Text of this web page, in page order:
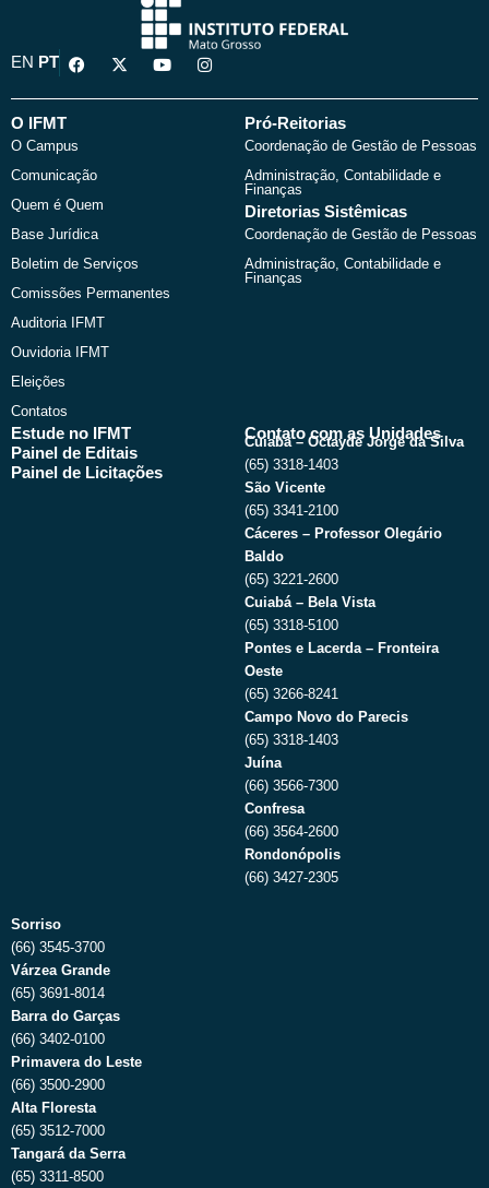
EN PT
F
a
e
o
k
X
-
w
Y
o
t
I
n
t
O IFMT
O Campus
Comunicação
Quem é Quem
Base Jurídica
Boletim de Serviços
Comissões Permanentes
Auditoria IFMT
Ouvidoria IFMT
Eleições
Contatos
Pró-Reitorias
Coordenação de Gestão de Pessoas
Administração, Contabilidade e
Finanças
Diretorias Sistêmicas
Coordenação de Gestão de Pessoas
Administração, Contabilidade e
Finanças
Estude no IFMT
Painel de Editais
Painel de Licitações
Contato com as Unidades
Cuiabá – Octayde Jorge da Silva
(65) 3318-1403
São Vicente
(65) 3341-2100
Cáceres – Professor Olegário
Baldo
(65) 3221-2600
Cuiabá – Bela Vista
(65) 3318-5100
Pontes e Lacerda – Fronteira
Oeste
(65) 3266-8241
Campo Novo do Parecis
(65) 3318-1403
Juína
(66) 3566-7300
Confresa
(66) 3564-2600
Rondonópolis
(66) 3427-2305
Sorriso
(66) 3545-3700
Várzea Grande
(65) 3691-8014
Barra do Garças
(66) 3402-0100
Primavera do Leste
(66) 3500-2900
Alta Floresta
(65) 3512-7000
Tangará da Serra
(65) 3311-8500